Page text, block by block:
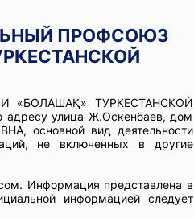
ПРОФСОЮЗ
«БОЛАШАҚ» ТУРКЕСТАНСКОЙ
улица Ж.Оскенбаев, дом
основной вид деятельности
не включенных в другие
Информация представлена в
информацией следует